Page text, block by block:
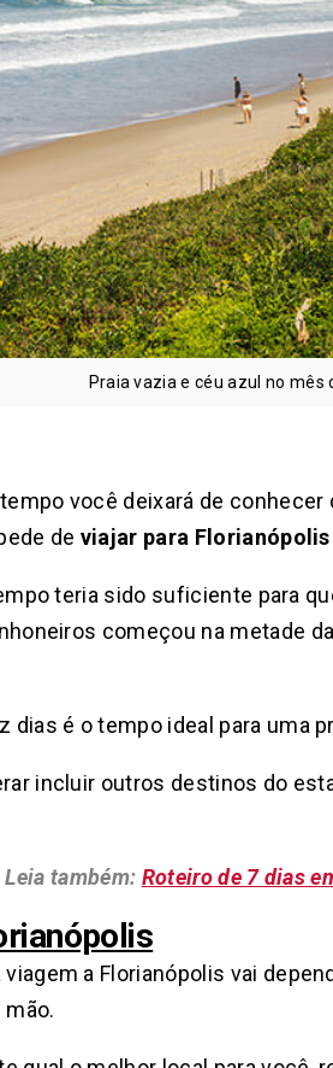
Praia vazia e céu azul no mês
você deixará de
de viajar para Florianópolis
teria sido suficiente para
começou na metade
dias é o tempo ideal para uma
incluir outros destinos do
Leia também: Roteiro de 7 dias
a Florianópolis vai